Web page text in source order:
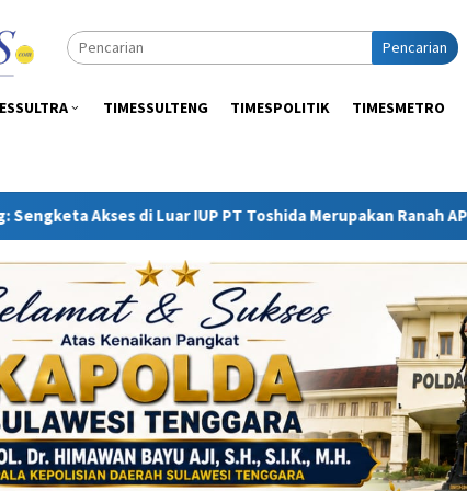
Pencarian
TIMESSULTENG TIMESPOLITIK TIMESMETRO
PT Toshida Merupakan Ranah APH dan Gakkum ESDM